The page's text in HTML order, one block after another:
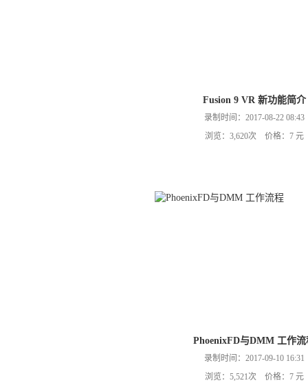
Fusion 9 VR 新功能简介
录制时间：2017-08-22 08:43
浏览：3,620次 价格：7 元
PhoenixFD与DMM 工作流
录制时间：2017-09-10 16:31
浏览：5,521次 价格：7 元